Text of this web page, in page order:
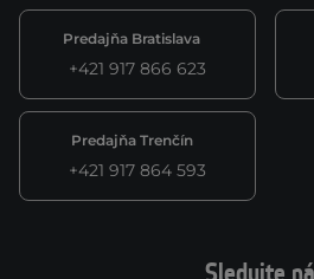
Predajňa Bratislava
+421 917 866 623
Predajňa Trenčín
+421 917 864 593